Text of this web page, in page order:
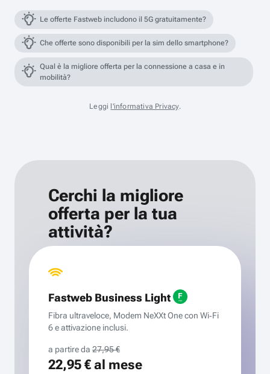
Le offerte Fastweb includono il 5G gratuitamente?
Che offerte sono disponibili per la sim dello smartphone?
Qual è la migliore offerta per la connessione a casa e in
mobilità?
Leggi l'informativa Privacy.
Cerchi la migliore
offerta per la tua
attività?
Fastweb Business Light
Fibra ultraveloce, Modem NeXXt One con Wi‑Fi
6 e attivazione inclusi.
a partire da 27,95 €
22,95 €al mese